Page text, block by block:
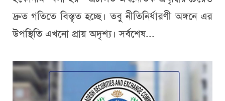
দ্রুত গতিতে বিস্তৃত হচ্ছে। তবু নীতিনির্ধারণী অঙ্গনে এর
উপস্থিতি এখনো প্রায় অদৃশ্য। সর্বশেষ...